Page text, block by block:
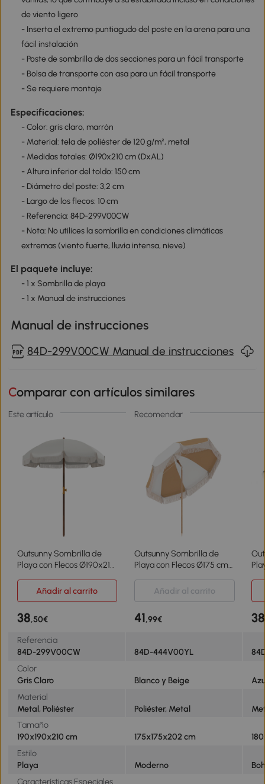
de viento ligero
- Inserta el extremo puntiagudo del poste en la arena para una
fácil instalación
- Poste de sombrilla de dos secciones para un fácil transporte
- Bolsa de transporte con asa para un fácil transporte
- Se requiere montaje
Especificaciones:
- Color: gris claro, marrón
- Material: tela de poliéster de 120 g/m², metal
- Medidas totales: Ø190x210 cm (DxAL)
- Altura inferior del toldo: 150 cm
- Diámetro del poste: 3,2 cm
- Largo de los flecos: 10 cm
- Referencia: 84D-299V00CW
- Nota: No utilices la sombrilla en condiciones climáticas
extremas (viento fuerte, lluvia intensa, nieve)
El paquete incluye:
- 1 x Sombrilla de playa
- 1 x Manual de instrucciones
Manual de instrucciones
84D-299V00CW Manual de instrucciones
Comparar con artículos similares
Este artículo Recomendar
Outsunny Sombrilla de
Playa con Flecos Ø190x210
Manual Anti-UV
Impermeable y Bolsa de
Outsunny Sombrilla de
Playa con Flecos Ø175 cm
Exterior con Altura
Ajustable Inclinación 30°
Añadir al carrito Añadir al carrito
38,50€ 41,99€ 38
Referencia
84D-299V00CW
84D-444V00YL
Color
Gris Claro
Blanco y Beige
Material
Metal, Poliéster
Poliéster, Metal
Tamaño
190x190x210 cm
175x175x202 cm
Estilo
Playa
Moderno
Características Especiales